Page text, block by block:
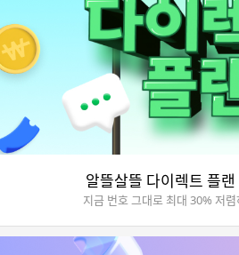
알뜰살뜰 다이렉트 플
지금 번호 그대로 최대 30% 저